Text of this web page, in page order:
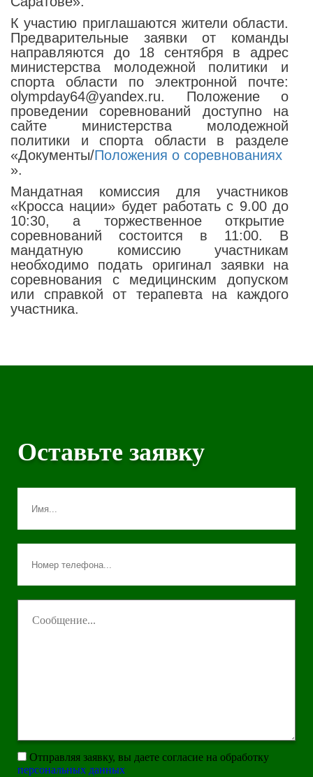
К участию приглашаются жители области.
Предварительные заявки от команды
направляются до 18 сентября в адрес
министерства молодежной политики и
спорта области по электронной почте:
olympday64@yandex.ru. Положение о
проведении соревнований доступно на
сайте министерства молодежной
политики и спорта области в разделе
«Документы/Положения о соревнованиях
».
Мандатная комиссия для участников
«Кросса нации» будет работать с 9.00 до
10:30, а торжественное открытие
соревнований состоится в 11:00. В
мандатную комиссию участникам
необходимо подать оригинал заявки на
соревнования с медицинским допуском
или справкой от терапевта на каждого
участника.
Оставьте заявку
Отправляя заявку, вы даете согласие на обработку
персональных данных